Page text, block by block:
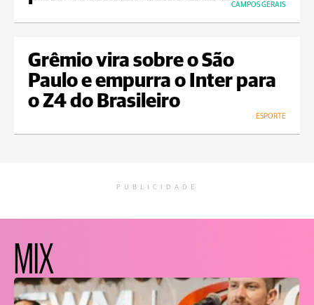
CAMPOS GERAIS
Grêmio vira sobre o São
Paulo e empurra o Inter para
o Z4 do Brasileiro
ESPORTE
PUBLICIDADE
MIX